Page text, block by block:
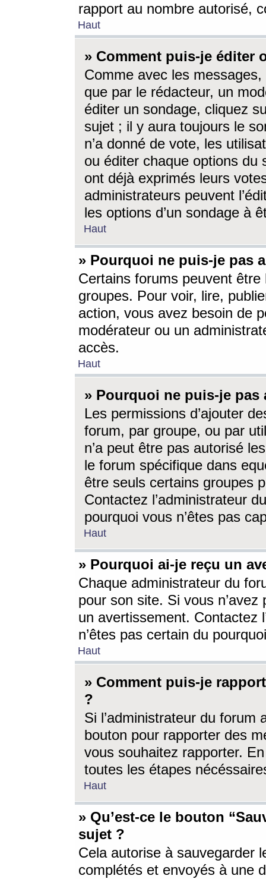
rapport au nombre autorisé,
Haut
» Comment puis-je éditer
Comme avec les
que par le rédacteur, un
éditer un sondage, cliquez
sujet ; il y aura toujours le
n’a donné de vote, les
ou éditer chaque options du
ont déjà exprimés leurs
administrateurs peuvent
les options d’un sondage à
Haut
» Pourquoi ne puis-je pas
Certains forums peuvent être
groupes. Pour voir, lire,
action, vous avez besoin de
modérateur ou un
accès.
Haut
» Pourquoi ne puis-je
Les permissions d’ajouter
forum, par groupe, ou par
n’a peut être pas autorisé
le forum spécifique dans
être seuls certains groupes
Contactez l’administrateur
pourquoi vous n’êtes pas
Haut
» Pourquoi ai-je reçu un
Chaque administrateur du
pour son site. Si vous
un avertissement. Contactez
n’êtes pas certain du
Haut
» Comment puis-je
?
Si l’administrateur du forum
bouton pour rapporter des
vous souhaitez rapporter.
toutes les étapes
Haut
» Qu’est-ce le bouton
sujet ?
Cela autorise à sauvegarder
complétés et envoyés à une